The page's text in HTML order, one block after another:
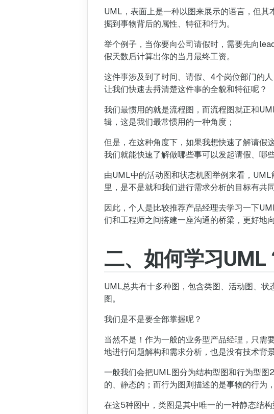
UML，表面上是一种以图来展示的语言，但
掘到事物背后的属性、特征和行为。
举个例子，当你要向公司请假时，需要先向
假天数后计算出你的当月最终工资。
这件事涉及到了时间、请假、4个岗位部门的
让我们快速去捋清楚这件事的全貌和特征呢？
我们最惯用的就是流程图，而流程图就正和
辑，这是我们最常惯用的一种角度；
但是，在这种角度下，如果我想快速了解请假
我们就能快速了解做哪些事可以发起请假、哪
由UML中的活动图和状态机图举例来看，
里，是不是就和我们进行需求分析的目标有共
因此，个人是比较推荐产品经理去学习一下
们和工程师之间搭建一座沟通的桥梁，更好地
二、如何学习UML
UML总共有十多种图，包含类图、活动图、
图。
我们是不是要全部掌握呢？
当然不是！作为一般的业务型产品经理，只需
地进行问题解构和需求分析，也是没有技术背
一般我们会把UML图分为结构型图和行为型
的、静态的；而行为图则描述的是事物的行为
在这5种图中，类图是其中唯一的一种静态结